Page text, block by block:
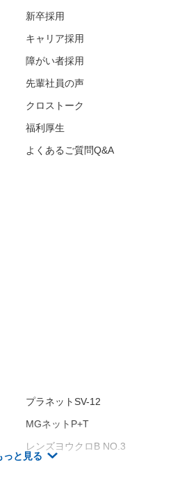
新卒採用
キャリア採用
障がい者採用
先輩社員の声
クロストーク
福利厚生
よくあるご質問Q&A
プラネットSV-12
MGネットP+T
レンズヨウクロB NO.3
っと見る